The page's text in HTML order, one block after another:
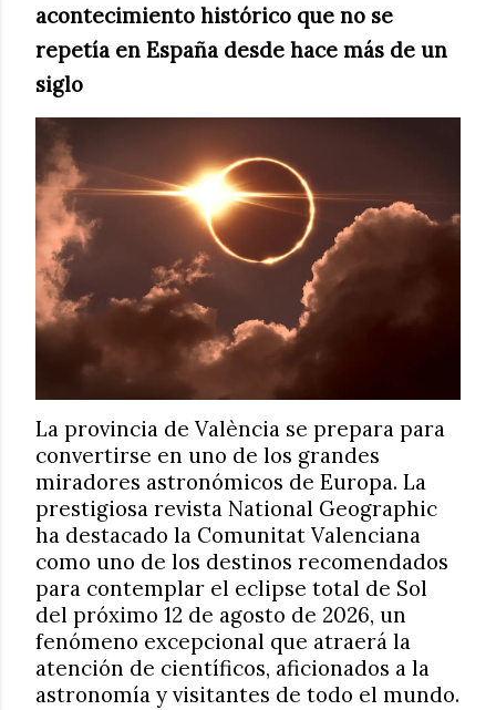
acontecimiento histórico que no se
repetía en España desde hace más de un
siglo
La provincia de València se prepara para
convertirse en uno de los grandes
miradores astronómicos de Europa. La
prestigiosa revista National Geographic
ha destacado la Comunitat Valenciana
como uno de los destinos recomendados
para contemplar el eclipse total de Sol
del próximo 12 de agosto de 2026, un
fenómeno excepcional que atraerá la
atención de científicos, aficionados a la
astronomía y visitantes de todo el mundo.